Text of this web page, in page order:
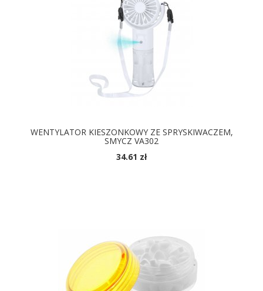
WENTYLATOR KIESZONKOWY ZE SPRYSKIWACZEM,
SMYCZ VA302
34.61 zł